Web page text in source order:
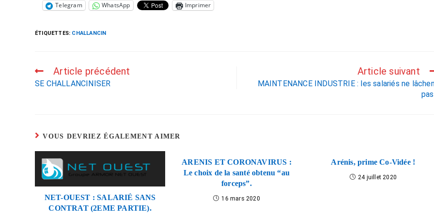
Telegram WhatsApp Imprimer
ÉTIQUETTES: CHALLANCIN
Article précédent
SE CHALLANCINISER
Article suivant
MAINTENANCE INDUSTRIE : les salariés ne
VOUS DEVRIEZ ÉGALEMENT AIMER
NET-OUEST : SALARIÉ SANS
CONTRAT (2EME PARTIE).
ARENIS ET CORONAVIRUS :
Le choix de la santé obtenu “au
forceps”.
16 mars 2020
Arénis, prime Co-Vidée !
24 juillet 2020